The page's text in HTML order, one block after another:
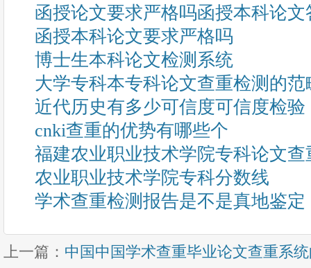
函授论文要求严格吗函授本科论
函授本科论文要求严格吗
博士生本科论文检测系统
大学专科本专科论文查重检测的范
近代历史有多少可信度可信度检验
cnki查重的优势有哪些个
福建农业职业技术学院专科论文
农业职业技术学院专科分数线
学术查重检测报告是不是真地鉴定
上一篇： 中国中国学术查重毕业论文查重系